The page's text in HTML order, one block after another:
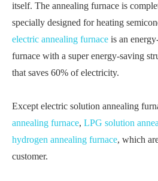
itself. The annealing furnace is
specially designed for heating
electric annealing furnace is an
furnace with a super energy-saving
that saves 60% of electricity.
Except electric solution annealing
annealing furnace, LPG solution
hydrogen annealing furnace, which
customer.